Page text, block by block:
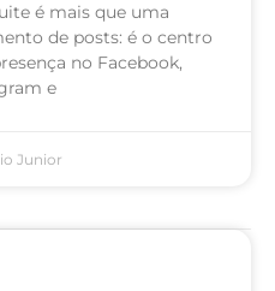
é mais que uma
de posts: é o centro
no Facebook,
e
Junior